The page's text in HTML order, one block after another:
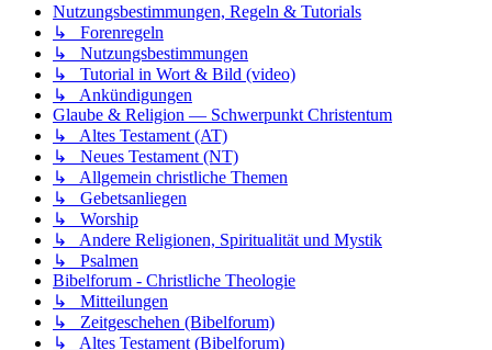
Nutzungsbestimmungen, Regeln & Tutorials
↳ Forenregeln
↳ Nutzungsbestimmungen
↳ Tutorial in Wort & Bild (video)
↳ Ankündigungen
Glaube & Religion — Schwerpunkt Christentum
↳ Altes Testament (AT)
↳ Neues Testament (NT)
↳ Allgemein christliche Themen
↳ Gebetsanliegen
↳ Worship
↳ Andere Religionen, Spiritualität und Mystik
↳ Psalmen
Bibelforum - Christliche Theologie
↳ Mitteilungen
↳ Zeitgeschehen (Bibelforum)
↳ Altes Testament (Bibelforum)